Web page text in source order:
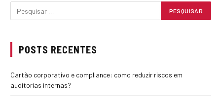
POSTS RECENTES
Cartão corporativo e compliance: como reduzir riscos em
auditorias internas?